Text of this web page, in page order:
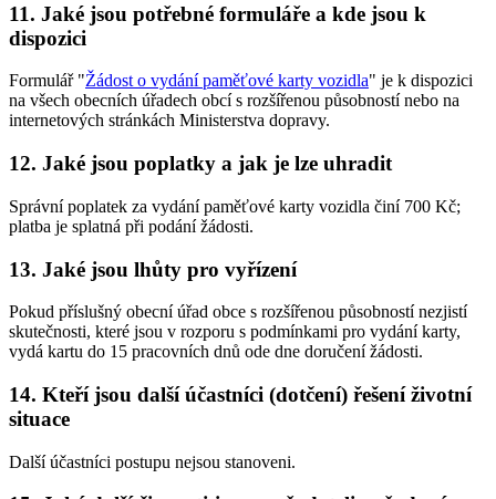
11. Jaké jsou potřebné formuláře a kde jsou k
dispozici
Formulář "Žádost o vydání paměťové karty vozidla" je k dispozici
na všech obecních úřadech obcí s rozšířenou působností nebo na
internetových stránkách Ministerstva dopravy.
12. Jaké jsou poplatky a jak je lze uhradit
Správní poplatek za vydání paměťové karty vozidla činí 700 Kč;
platba je splatná při podání žádosti.
13. Jaké jsou lhůty pro vyřízení
Pokud příslušný obecní úřad obce s rozšířenou působností nezjistí
skutečnosti, které jsou v rozporu s podmínkami pro vydání karty,
vydá kartu do 15 pracovních dnů ode dne doručení žádosti.
14. Kteří jsou další účastníci (dotčení) řešení životní
situace
Další účastníci postupu nejsou stanoveni.